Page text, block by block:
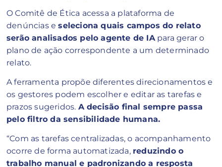
O Comitê de Ética acessa a plataforma de
denúncias eseleciona quais campos do relato
serão analisados pelo agente de IApara gerar o
plano de ação correspondente a um determinado
relato.
A ferramenta propõe diferentes direcionamentos e
os gestores podem escolher e editar as tarefas e
prazos sugeridos. A decisão final sempre passa
pelo filtro da sensibilidade humana.
“Com as tarefas centralizadas, o acompanhamento
ocorre de forma automatizada, reduzindo o
trabalho manual e padronizando a resposta